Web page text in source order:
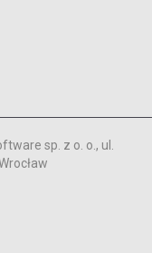
sp. z o. o., ul.